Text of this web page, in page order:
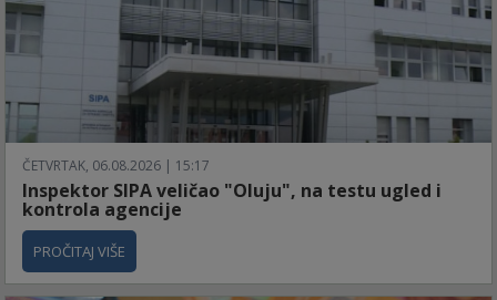
ČETVRTAK, 06.08.2026 | 15:17
Inspektor SIPA veličao "Oluju", na testu ugled i
kontrola agencije
PROČITAJ VIŠE